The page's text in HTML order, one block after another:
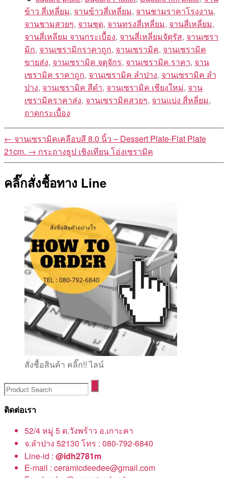
ข้าว สี่เหลี่ยม, จานข้าวสี่เหลี่ยม, จานชามราคาโรงงาน,
จานชามสวยๆ, จานชุด, จานทรงสี่เหลี่ยม, จานสี่เหลี่ยม,
จานสี่เหลียม จานกระเบื้อง, จานสี่เหลี่ยมจัตุรัส, จานเซรา
มิก, จานเซรามิกราคาถูก, จานเซรามิค, จานเซรามิค
ขายส่ง, จานเซรามิค จตุจักร, จานเซรามิค ราคา, จาน
เซรามิค ราคาถูก, จานเซรามิค ลำปาง, จานเซรามิค ลํา
ปาง, จานเซรามิค สีดำ, จานเซรามิค เชียงใหม่, จาน
เซรามิคราคาส่ง, จานเซรามิคสวยๆ, จานแบ่ง สี่หลี่ยม,
ถาดกระเบื้อง
← จานเซรามิคเคลือบสี 8.0 นิ้ว – Dessert Plate-Flat Plate
21cm. → กระถางธูป เชิงเทียน โอ่งเซรามิค
คลิ๊กสั่งชื้อทาง Line
สั่งชื้อสินค้า คลิ๊ก!! ไลน์
ติดต่อเรา
52/4 หมู่ 5 ต.วังพร้าว อ.เกาะคา
จ.ลำปาง 52130 โทร : 080-792-6840
Line-id : @idh2781m
E-mail : ceramicdeedee@gmail.com